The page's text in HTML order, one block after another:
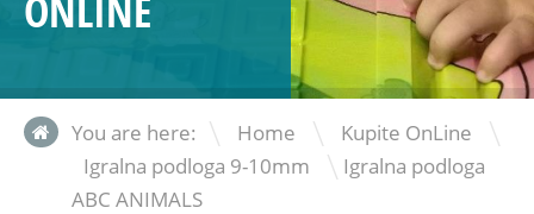
You are here: Home \ Kupite OnLine \
Igralna podloga 9-10mm \ Igralna podloga
ABC ANIMALS